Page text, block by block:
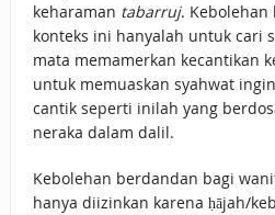
keharaman tabarruj.
konteks ini hanyalah untuk cari
mata memamerkan kecantikan
untuk memuaskan syahwat
cantik seperti inilah yang
neraka dalam dalil.
Kebolehan berdandan bagi
hanya diizinkan karena ḥājah/